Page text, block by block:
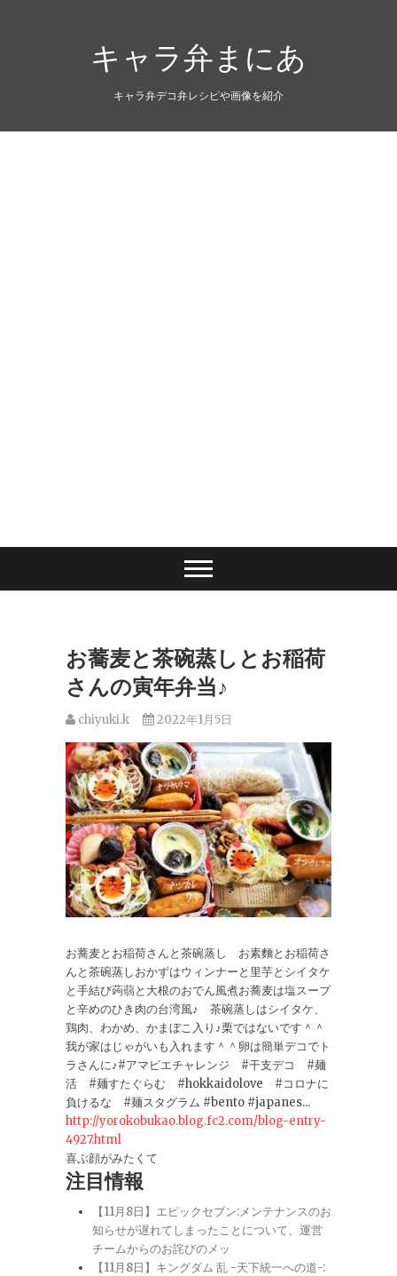
キャラ弁まにあ
キャラ弁デコ弁レシピや画像を紹介
お蕎麦と茶碗蒸しとお稲荷
さんの寅年弁当♪
chiyuki.k 2022年1月5日
お蕎麦とお稲荷さんと茶碗蒸し お素麵とお稲荷さ
んと茶碗蒸しおかずはウィンナーと里芋とシイタケ
と手結び蒟蒻と大根のおでん風煮お蕎麦は塩スープ
と辛めのひき肉の台湾風♪ 茶碗蒸しはシイタケ、
鶏肉、わかめ、かまぼこ入り♪栗ではないです＾＾
我が家はじゃがいも入れます＾＾卵は簡単デコでト
ラさんに♪#アマビエチャレンジ #干支デコ #麺
活 #麺すたぐらむ #hokkaidolove #コロナに
負けるな #麺スタグラム #bento #japanes...
http://yorokobukao.blog.fc2.com/blog-entry-
4927.html
喜ぶ顔がみたくて
注目情報
【11月8日】エピックセブン:メンテナンスのお
知らせが遅れてしまったことについて、運営
チームからのお詫びのメッ
【11月8日】キングダム 乱 -天下統一への道-: